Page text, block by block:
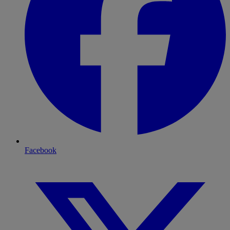
Facebook